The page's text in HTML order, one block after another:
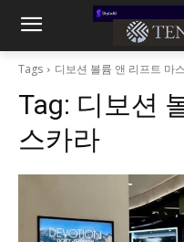
Tags 디보션 볼륨 앤 리프트 마
Tag: 디보션
스카라